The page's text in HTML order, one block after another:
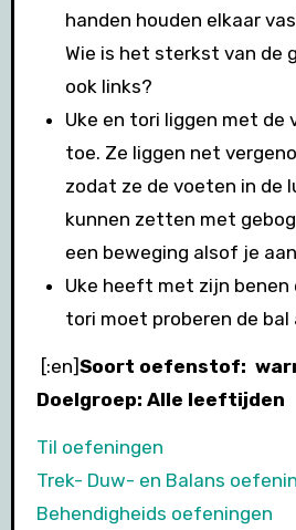
handen houden elkaar
Wie is het sterkst van de
ook links?
Uke en tori liggen met de
toe. Ze liggen net
zodat ze de voeten in de
kunnen zetten met
een beweging alsof je
Uke heeft met zijn benen
tori moet proberen de
[:en]Soort oefenstof:
Doelgroep: Alle leeftijden
Til oefeningen
Trek- Duw- en Balans
Behendigheids oefeningen